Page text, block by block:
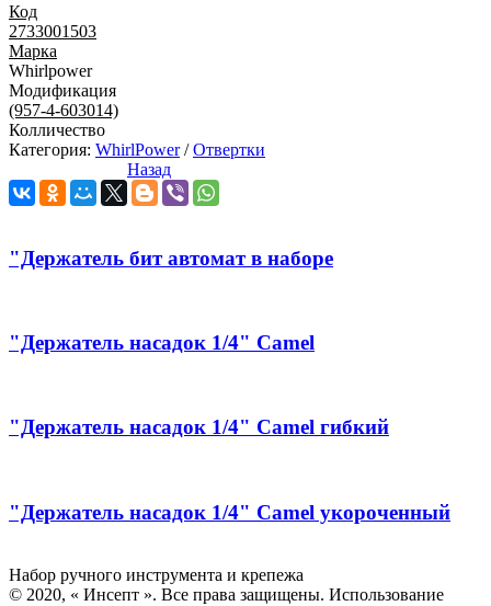
Код
2733001503
Марка
Whirlpower
Модификация
(957-4-603014)
Колличество
Категория: WhirlPower/Отвертки
Назад
"Держатель бит автомат в наборе
"Держатель насадок 1/4" Camel
"Держатель насадок 1/4" Camel гибкий
"Держатель насадок 1/4" Camel укороченный
Набор ручного инструмента и крепежа
© 2020, « Инсепт ». Все права защищены. Использование